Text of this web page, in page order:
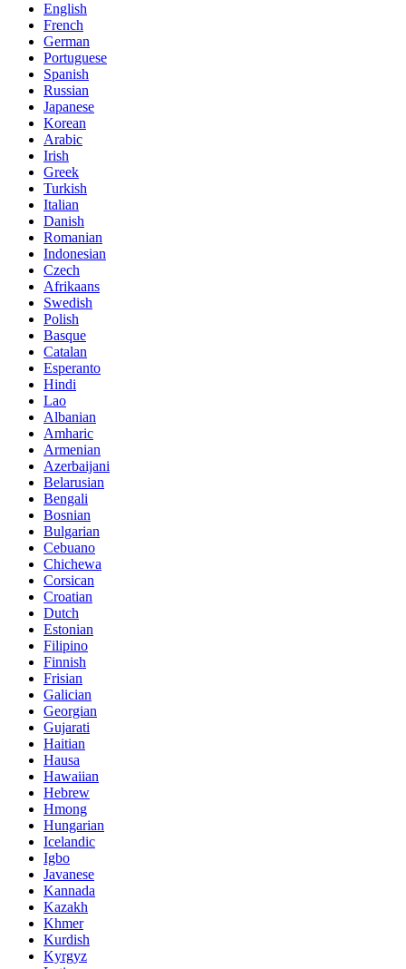
English
French
German
Portuguese
Spanish
Russian
Japanese
Korean
Arabic
Irish
Greek
Turkish
Italian
Danish
Romanian
Indonesian
Czech
Afrikaans
Swedish
Polish
Basque
Catalan
Esperanto
Hindi
Lao
Albanian
Amharic
Armenian
Azerbaijani
Belarusian
Bengali
Bosnian
Bulgarian
Cebuano
Chichewa
Corsican
Croatian
Dutch
Estonian
Filipino
Finnish
Frisian
Galician
Georgian
Gujarati
Haitian
Hausa
Hawaiian
Hebrew
Hmong
Hungarian
Icelandic
Igbo
Javanese
Kannada
Kazakh
Khmer
Kurdish
Kyrgyz